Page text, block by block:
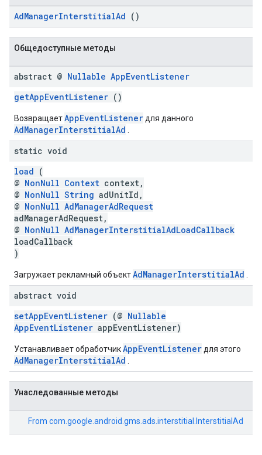
AdManagerInterstitialAd ()
Общедоступные методы
abstract @ Nullable AppEventListener
getAppEventListener ()
ВозвращаетAppEventListener для данного
AdManagerInterstitialAd
static void
load (
@ NonNull Context context,
@ NonNull String adUnitId,
@ NonNull AdManagerAdRequest
adManagerAdRequest,
@ NonNull AdManagerInterstitialAdLoadCallback
loadCallback
)
Загружает рекламный объектAdManagerInterstitialAd
abstract void
setAppEventListener (@ Nullable
AppEventListener appEventListener)
Устанавливает обработчикAppEventListener для этого
AdManagerInterstitialAd
Унаследованные методы
From com.google.android.gms.ads.interstitial.InterstitialAd